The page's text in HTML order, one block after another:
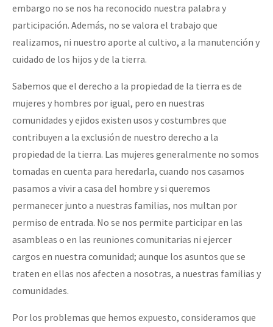
embargo no se nos ha reconocido nuestra palabra y
participación. Además, no se valora el trabajo que
realizamos, ni nuestro aporte al cultivo, a la manutención y
cuidado de los hijos y de la tierra.
Sabemos que el derecho a la propiedad de la tierra es de
mujeres y hombres por igual, pero en nuestras
comunidades y ejidos existen usos y costumbres que
contribuyen a la exclusión de nuestro derecho a la
propiedad de la tierra. Las mujeres generalmente no somos
tomadas en cuenta para heredarla, cuando nos casamos
pasamos a vivir a casa del hombre y si queremos
permanecer junto a nuestras familias, nos multan por
permiso de entrada. No se nos permite participar en las
asambleas o en las reuniones comunitarias ni ejercer
cargos en nuestra comunidad; aunque los asuntos que se
traten en ellas nos afecten a nosotras, a nuestras familias y
comunidades.
Por los problemas que hemos expuesto, consideramos que